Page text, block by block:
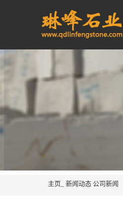
主页_ 新闻动态 公司新闻